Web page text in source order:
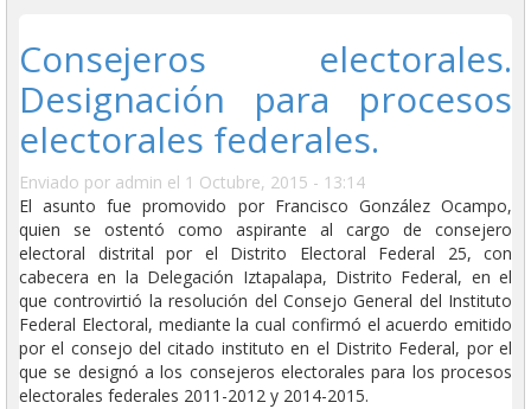
Consejeros electorales.
Designación para procesos
electorales federales.
Enviado por admin el 1 Octubre, 2015 - 13:14
El asunto fue promovido por Francisco González Ocampo,
quien se ostentó como aspirante al cargo de consejero
electoral distrital por el Distrito Electoral Federal 25, con
cabecera en la Delegación Iztapalapa, Distrito Federal, en el
que controvirtió la resolución del Consejo General del Instituto
Federal Electoral, mediante la cual confirmó el acuerdo emitido
por el consejo del citado instituto en el Distrito Federal, por el
que se designó a los consejeros electorales para los procesos
electorales federales 2011-2012 y 2014-2015.